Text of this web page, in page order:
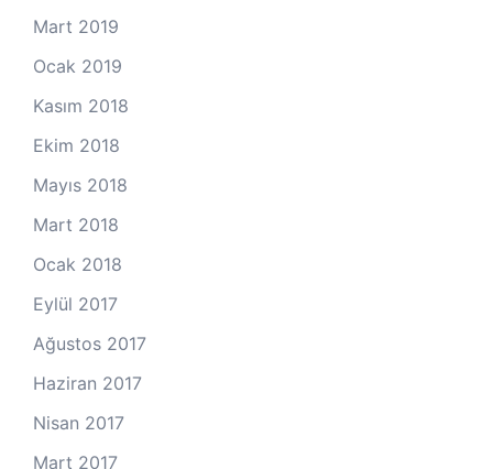
Mart 2019
Ocak 2019
Kasım 2018
Ekim 2018
Mayıs 2018
Mart 2018
Ocak 2018
Eylül 2017
Ağustos 2017
Haziran 2017
Nisan 2017
Mart 2017